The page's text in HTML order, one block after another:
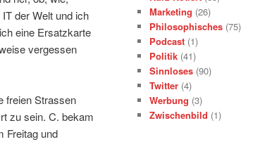
der Welt und ich
eine Ersatzkarte
vergessen
freien Strassen
zu sein. C. bekam
Freitag und
Marketing (26)
Philosophisches (75)
Podcast (1)
Politik (41)
Sinnloses (90)
Twitter (4)
Werbung (3)
Zwischenbild (1)